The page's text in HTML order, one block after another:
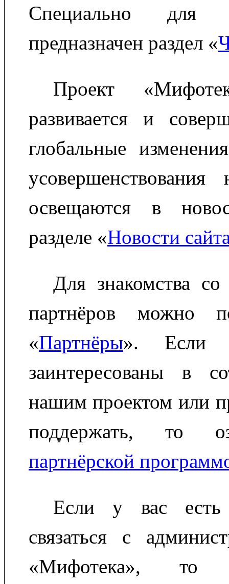
Специально для
предназначен раздел «
Проект
развивается и
глобальные
усовершенствования
освещаются в
разделе «Новости
Для знакомства
партнёров можно
«Партнёры». Если
заинтересованы в
нашим проектом или
поддержать, то
партнёрской
Если у вас есть
связаться с
«Мифотека», то